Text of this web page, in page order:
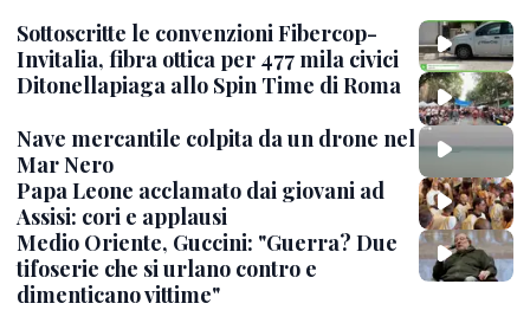
Sottoscritte le convenzioni Fibercop-
Invitalia, fibra ottica per 477 mila civici
Ditonellapiaga allo Spin Time di Roma
Nave mercantile colpita da un drone nel
Mar Nero
Papa Leone acclamato dai giovani ad
Assisi: cori e applausi
Medio Oriente, Guccini: "Guerra? Due
tifoserie che si urlano contro e
dimenticano vittime"